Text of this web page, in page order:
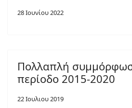
28 Ιουνίου 2022
Πολλαπλή
περίοδο 2015-2020
22 Ιουλιου 2019